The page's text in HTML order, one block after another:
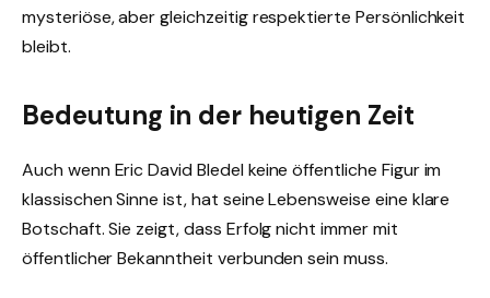
mysteriöse, aber gleichzeitig respektierte Persönlichkeit
bleibt.
Bedeutung in der heutigen Zeit
Auch wenn Eric David Bledel keine öffentliche Figur im
klassischen Sinne ist, hat seine Lebensweise eine klare
Botschaft. Sie zeigt, dass Erfolg nicht immer mit
öffentlicher Bekanntheit verbunden sein muss.